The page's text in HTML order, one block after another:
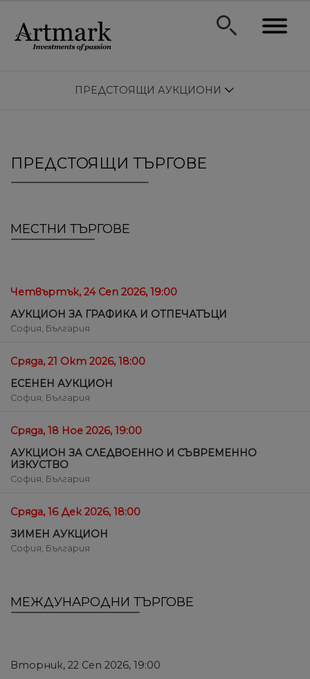
ПРЕДСТОЯЩИ АУКЦИОНИ
ПРЕДСТОЯЩИ ТЪРГОВЕ
МЕСТНИ ТЪРГОВЕ
Четвъртък, 24 Сеп 2026, 19:00
АУКЦИОН ЗА ГРАФИКА И ОТПЕЧАТЪЦИ
София, България
Сряда, 21 Окт 2026, 18:00
ЕСЕНЕН АУКЦИОН
София, България
Сряда, 18 Ное 2026, 19:00
АУКЦИОН ЗА СЛЕДВОЕННО И СЪВРЕМЕННО
ИЗКУСТВО
София, България
Сряда, 16 Дек 2026, 18:00
ЗИМЕН АУКЦИОН
София, България
МЕЖДУНАРОДНИ ТЪРГОВЕ
Вторник, 22 Сеп 2026, 19:00